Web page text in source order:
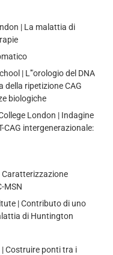
| La malattia di
| L'"orologio del DNA
della ripetizione CAG
biologiche
London | Indagine
CAG intergenerazionale:
Caratterizzazione
MSN
| Contributo di uno
di Huntington
Costruire ponti tra i